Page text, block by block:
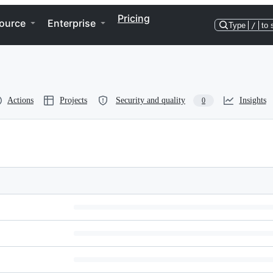
Enterprise Pricing
Type / to
Actions Projects Security and quality 0 Insights